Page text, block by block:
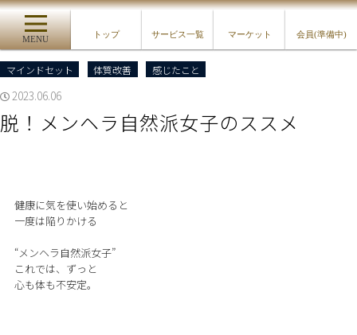
MENU
トップ サービス一覧 マーケット 会員(準備中)
マインドセット 体質改善 感じたこと
2023.06.06
脱！メンヘラ自然派女子のススメ
健康に気を使い始めると
一度は陥りかける
“メンヘラ自然派女子”
これでは、ずっと
心も体も不安定。